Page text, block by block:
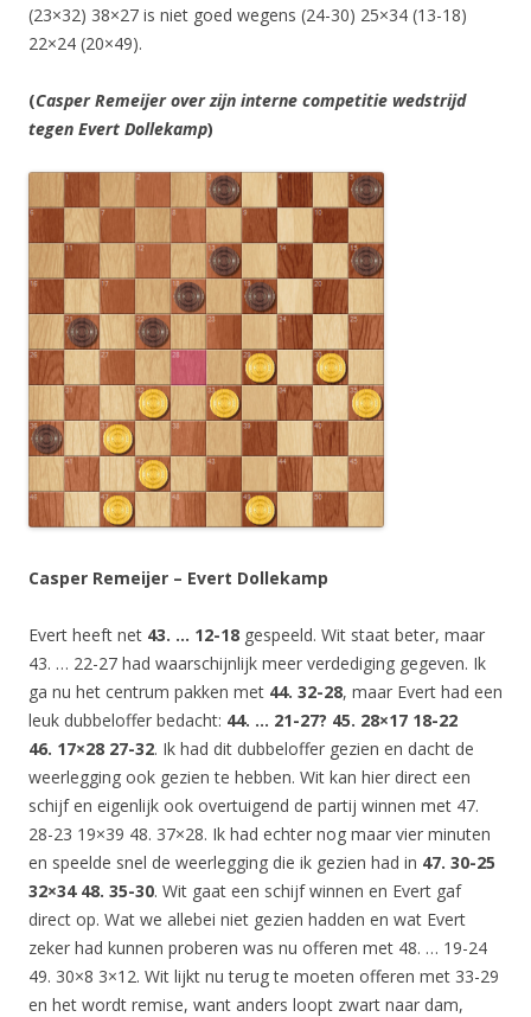
(23×32) 38×27 is niet goed wegens (24-30) 25×34 (13-18)
22×24 (20×49).
(Casper Remeijer over zijn interne competitie wedstrijd
tegen Evert Dollekamp)
Casper Remeijer – Evert Dollekamp
Evert heeft net 43. … 12-18 gespeeld. Wit staat beter, maar
43. … 22-27 had waarschijnlijk meer verdediging gegeven. Ik
ga nu het centrum pakken met 44. 32-28, maar Evert had een
leuk dubbeloffer bedacht: 44. … 21-27? 45. 28×17 18-22
46. 17×28 27-32. Ik had dit dubbeloffer gezien en dacht de
weerlegging ook gezien te hebben. Wit kan hier direct een
schijf en eigenlijk ook overtuigend de partij winnen met 47.
28-23 19×39 48. 37×28. Ik had echter nog maar vier minuten
en speelde snel de weerlegging die ik gezien had in 47. 30-25
32×34 48. 35-30. Wit gaat een schijf winnen en Evert gaf
direct op. Wat we allebei niet gezien hadden en wat Evert
zeker had kunnen proberen was nu offeren met 48. … 19-24
49. 30×8 3×12. Wit lijkt nu terug te moeten offeren met 33-29
en het wordt remise, want anders loopt zwart naar dam,